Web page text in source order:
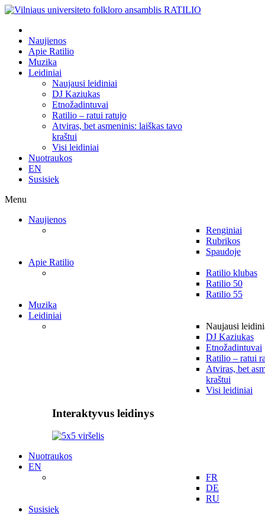
Naujienos
Apie Ratilio
Muzika
Leidiniai
Naujausi leidiniai
DJ Kaziukas
Etnožadintuvai
Ratilio – ratui ratujo
Atviras, bet asmeninis: laiškas tavo
kraštui
Visi leidiniai
Nuotraukos
EN
Susisiek
Menu
Naujienos
Renginiai
Rubrikos
Spaudoje
Apie Ratilio
Ratilio klubas
Ratilio 50
Ratilio 55
Muzika
Leidiniai
Naujausi
DJ Kaziukas
Etnožadintuvai
Ratilio – ratui
Atviras, bet
kraštui
Visi leidiniai
Interaktyvus leidinys
Nuotraukos
EN
FR
DE
RU
Susisiek